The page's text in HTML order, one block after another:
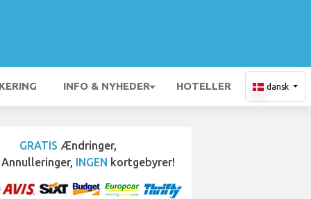
INFO & NYHEDER HOTELLER dansk
GRATIS Ændringer,
Annulleringer, INGEN kortgebyrer!